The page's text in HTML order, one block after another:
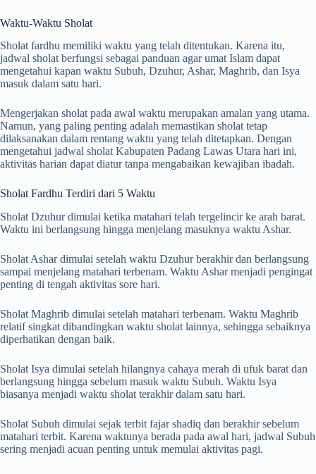
Waktu-Waktu Sholat
Sholat fardhu memiliki waktu yang telah ditentukan. Karena itu,
jadwal sholat berfungsi sebagai panduan agar umat Islam dapat
mengetahui kapan waktu Subuh, Dzuhur, Ashar, Maghrib, dan Isya
masuk dalam satu hari.
Mengerjakan sholat pada awal waktu merupakan amalan yang utama.
Namun, yang paling penting adalah memastikan sholat tetap
dilaksanakan dalam rentang waktu yang telah ditetapkan. Dengan
mengetahui jadwal sholat Kabupaten Padang Lawas Utara hari ini,
aktivitas harian dapat diatur tanpa mengabaikan kewajiban ibadah.
Sholat Fardhu Terdiri dari 5 Waktu
Sholat Dzuhur dimulai ketika matahari telah tergelincir ke arah barat.
Waktu ini berlangsung hingga menjelang masuknya waktu Ashar.
Sholat Ashar dimulai setelah waktu Dzuhur berakhir dan berlangsung
sampai menjelang matahari terbenam. Waktu Ashar menjadi pengingat
penting di tengah aktivitas sore hari.
Sholat Maghrib dimulai setelah matahari terbenam. Waktu Maghrib
relatif singkat dibandingkan waktu sholat lainnya, sehingga sebaiknya
diperhatikan dengan baik.
Sholat Isya dimulai setelah hilangnya cahaya merah di ufuk barat dan
berlangsung hingga sebelum masuk waktu Subuh. Waktu Isya
biasanya menjadi waktu sholat terakhir dalam satu hari.
Sholat Subuh dimulai sejak terbit fajar shadiq dan berakhir sebelum
matahari terbit. Karena waktunya berada pada awal hari, jadwal Subuh
sering menjadi acuan penting untuk memulai aktivitas pagi.